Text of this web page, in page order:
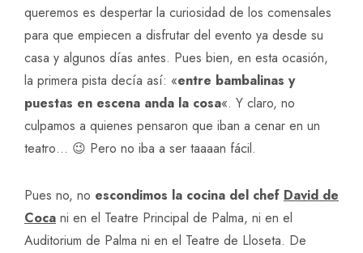
queremos es despertar la curiosidad de los comensales
para que empiecen a disfrutar del evento ya desde su
casa y algunos días antes. Pues bien, en esta ocasión,
la primera pista decía así: «entre bambalinas y
puestas en escena anda la cosa«. Y claro, no
culpamos a quienes pensaron que iban a cenar en un
teatro… 😉 Pero no iba a ser taaaan fácil.
Pues no, no escondimos la cocina del chef David de
Coca ni en el Teatre Principal de Palma, ni en el
Auditorium de Palma ni en el Teatre de Lloseta. De